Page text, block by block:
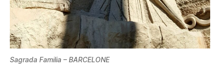
Sagrada Familia – BARCELONE